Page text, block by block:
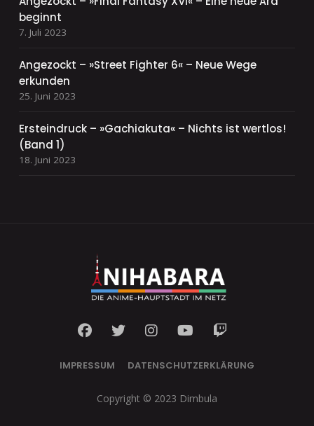
beginnt
7. Juli 2023
Angezockt – »Street Fighter 6« – Neue Wege
erkunden
25. Juni 2023
Ersteindruck – »Gachiakuta« – Nichts ist wertlos!
(Band 1)
18. Juni 2023
IMPRESSUM DATENSCHUTZERKLÄRUNG
Copyright © 2023 Dimbula